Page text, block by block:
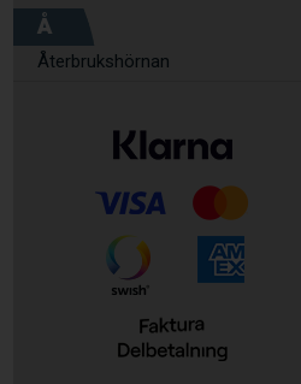
Å
Återbrukshörnan